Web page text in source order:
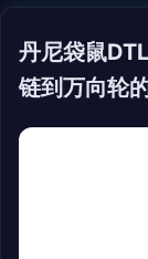
丹尼袋鼠
链到万向轮